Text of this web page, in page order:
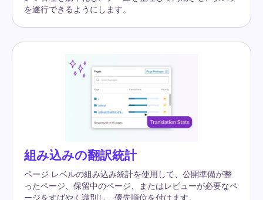
を遂行できるようにします。
組み込みの翻訳統計
ページ レベルの組み込み統計を使用して、公開準備が整
ったページ、保留中のページ、またはレビューが必要なペ
ージをすばやく識別し、優先順位を付けます。